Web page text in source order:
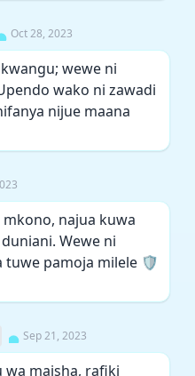
Oct 28, 2023
wewe ni
wako ni zawadi
nijue maana
najua kuwa
Wewe ni
tuwe pamoja milele 🛡️
Sep 21, 2023
wa maisha, rafiki